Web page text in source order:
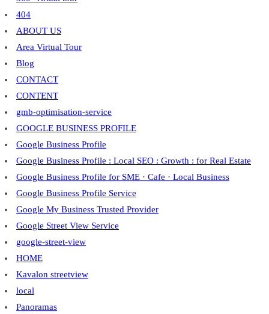
404
ABOUT US
Area Virtual Tour
Blog
CONTACT
CONTENT
gmb-optimisation-service
GOOGLE BUSINESS PROFILE
Google Business Profile
Google Business Profile : Local SEO : Growth : for Real Estate
Google Business Profile for SME · Cafe · Local Business
Google Business Profile Service
Google My Business Trusted Provider
Google Street View Service
google-street-view
HOME
Kavalon streetview
local
Panoramas